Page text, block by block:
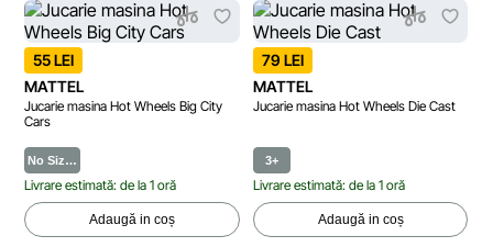
55 LEI
MATTEL
Jucarie masina Hot Wheels Big City
Cars
No Siz…
Livrare estimată: de la 1 oră
Adaugă in coș
79 LEI
MATTEL
Jucarie masina Hot Wheels Die Cast
3+
Livrare estimată: de la 1 oră
Adaugă in coș